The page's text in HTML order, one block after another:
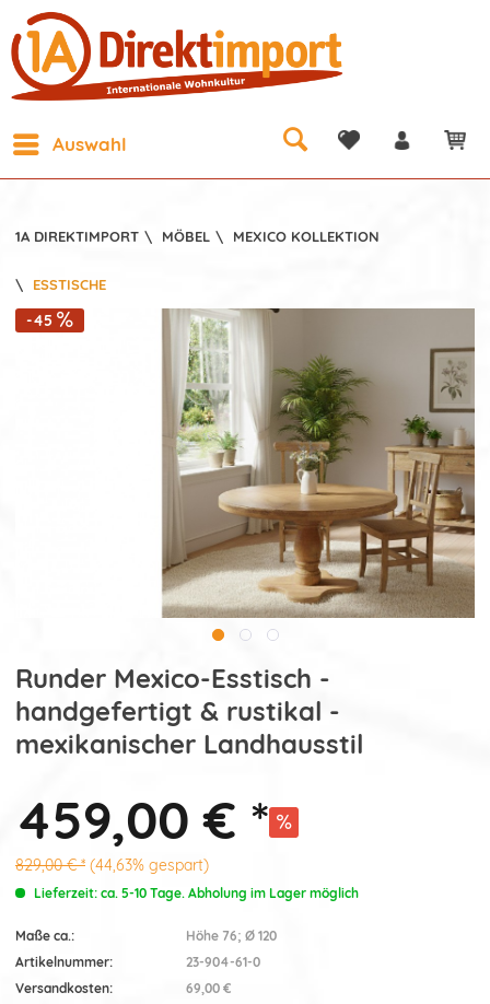
Auswahl
1A DIREKTIMPORT \ MÖBEL \ MEXICO KOLLEKTION
\ ESSTISCHE
-45
Runder Mexico-Esstisch -
handgefertigt & rustikal -
mexikanischer Landhausstil
459,00 € *
829,00 € * (44,63% gespart)
Lieferzeit: ca. 5-10 Tage. Abholung im Lager möglich
Maße ca.:
Höhe 76; Ø 120
Artikelnummer:
23-904-61-0
Versandkosten:
69,00 €